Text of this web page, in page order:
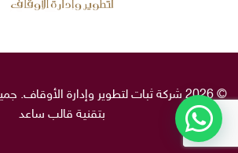
© 2026 شركة ثبات لتطوير وإدارة
بتقنية قالب ساعد